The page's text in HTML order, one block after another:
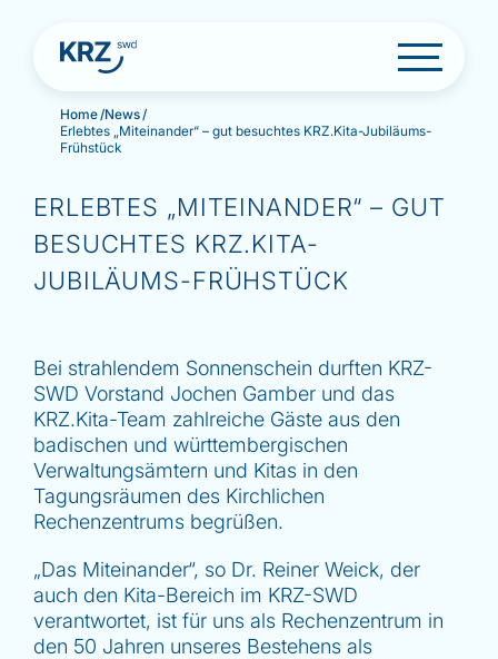
Home/News/
Erlebtes „Miteinander“ – gut besuchtes KRZ.Kita-Jubiläums-
Frühstück
ERLEBTES „MITEINANDER“ – GUT
BESUCHTES KRZ.KITA-
JUBILÄUMS-FRÜHSTÜCK
Bei strahlendem Sonnenschein durften KRZ-
SWD Vorstand Jochen Gamber und das
KRZ.Kita-Team zahlreiche Gäste aus den
badischen und württembergischen
Verwaltungsämtern und Kitas in den
Tagungsräumen des Kirchlichen
Rechenzentrums begrüßen.
„Das Miteinander“, so Dr. Reiner Weick, der
auch den Kita-Bereich im KRZ-SWD
verantwortet, ist für uns als Rechenzentrum in
den 50 Jahren unseres Bestehens als